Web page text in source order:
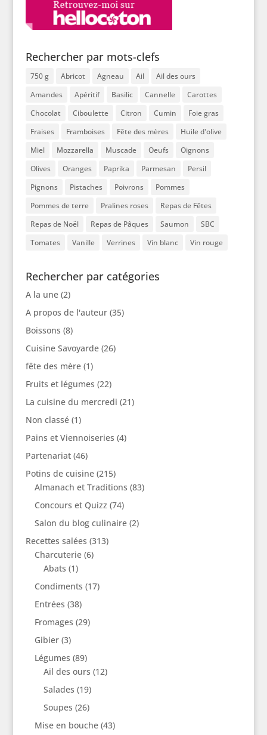
Rechercher par mots-clefs
750 g Abricot Agneau Ail
Ail des ours
Amandes
Apéritif Basilic Cannelle
Carottes
Chocolat
Ciboulette Citron Cumin
Foie gras
Fraises
Framboises Fête des mères
Huile d'olive
Miel
Mozzarella Muscade Oeufs
Oignons
Olives
Oranges Paprika Parmesan
Persil
Pignons
Pistaches Poivrons
Pommes
Pommes de terre
Pralines roses
Repas de Fêtes
Repas de Noël
Repas de Pâques Saumon
SBC
Tomates
Vanille Verrines Vin blanc Vin rouge
Rechercher par catégories
A la une(2)
A propos de l'auteur(35)
Boissons (8)
Cuisine Savoyarde(26)
fête des mère(1)
Fruits et légumes (22)
La cuisine du mercredi (21)
Non classé(1)
Pains et Viennoiseries (4)
Partenariat(46)
Potins de cuisine(215)
Almanach et Traditions (83)
Concours et Quizz (74)
Salon du blog culinaire(2)
Recettes salées (313)
Charcuterie(6)
Abats (1)
Condiments (17)
Entrées (38)
Fromages (29)
Gibier(3)
Légumes (89)
Ail des ours (12)
Salades (19)
Soupes (26)
Mise en bouche(43)